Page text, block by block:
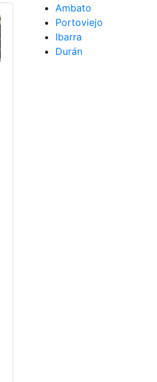
Ambato
Portoviejo
Ibarra
Durán